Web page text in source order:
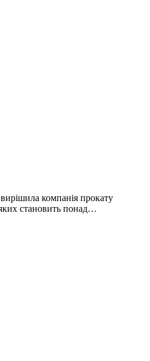
компанія прокату
становить понад…